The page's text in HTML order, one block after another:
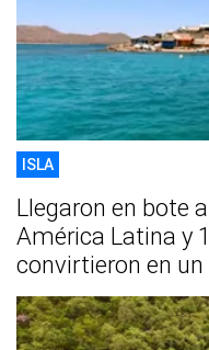
ISLA
Llegaron en bote
América Latina y
convirtieron en